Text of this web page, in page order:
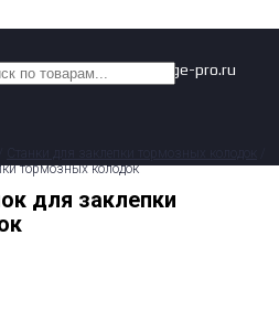
✉ info@garage-pro.ru
тормозных колодок
для заклепки